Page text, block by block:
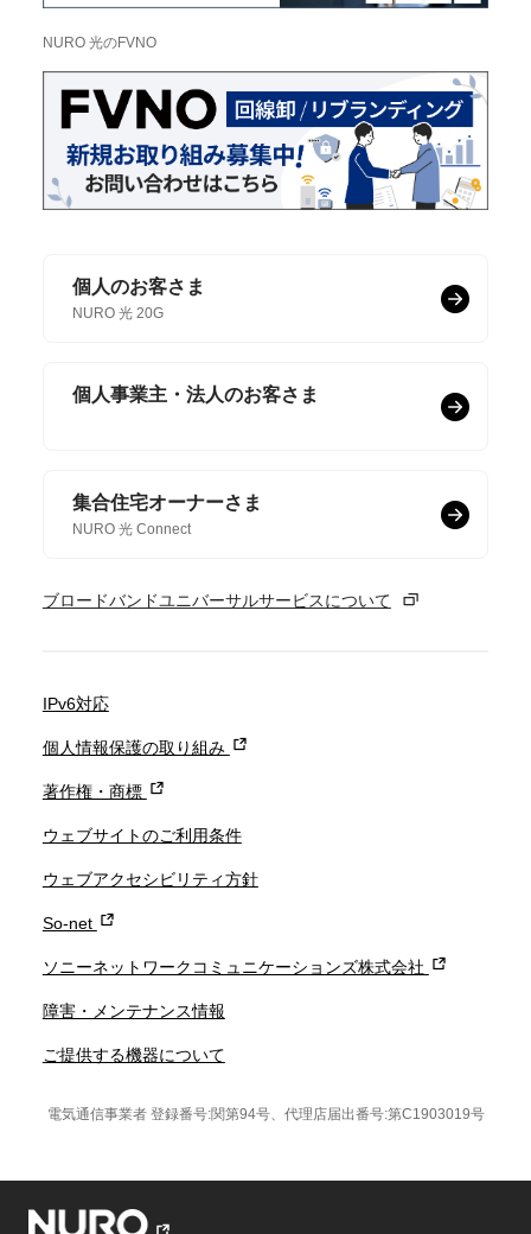
NURO 光のFVNO
個人のお客さま
NURO 光 20G
個人事業主・法人のお客さま
集合住宅オーナーさま
NURO 光 Connect
ブロードバンドユニバーサルサービスについて
IPv6対応
個人情報保護の取り組み
著作権・商標
ウェブサイトのご利用条件
ウェブアクセシビリティ方針
So-net
ソニーネットワークコミュニケーションズ株式会社
障害・メンテナンス情報
ご提供する機器について
電気通信事業者 登録番号:関第94号、代理店届出番号:第C1903019号